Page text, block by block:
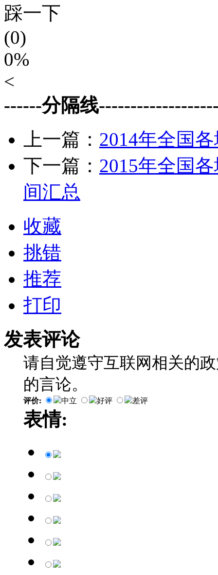
踩一下
(0)
0%
<
------分隔线
上一篇： 2014年全国
下一篇： 2015年全国
间汇总
收藏
挑错
推荐
打印
发表评论
请自觉遵守互联网相关的
的言论。
评价: 中立 好评 差评
表情: